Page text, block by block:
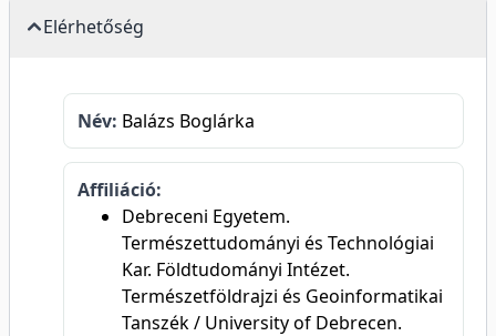
Elérhetőség
Név: Balázs Boglárka
Affiliáció:
Debreceni Egyetem.
Természettudományi és Technológiai
Kar. Földtudományi Intézet.
Természetföldrajzi és Geoinformatikai
Tanszék / University of Debrecen.